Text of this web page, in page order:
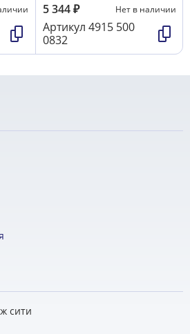
5 344₽ Нет в наличии
Артикул 4915 500
0832
сити